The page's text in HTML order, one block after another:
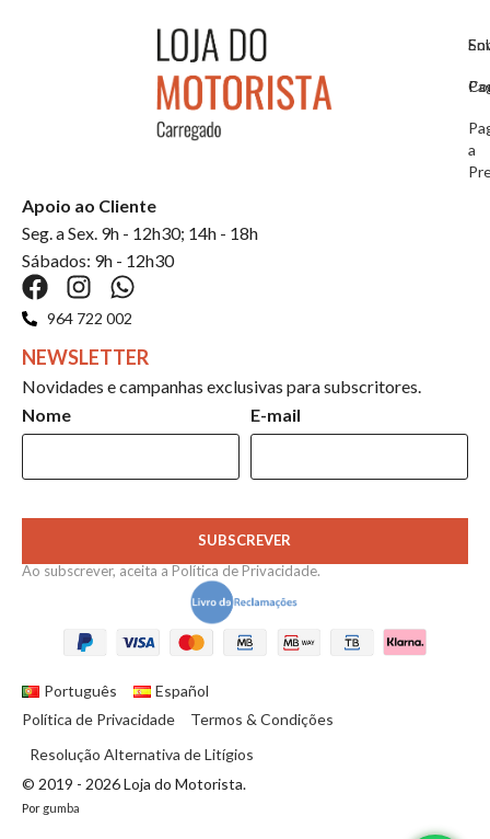
a
Apoio ao Cliente
Seg. a Sex. 9h - 12h30; 14h - 18h
Sábados: 9h - 12h30
964 722 002
NEWSLETTER
Novidades e campanhas exclusivas para subscritores.
Nome
E-mail
SUBSCREVER
Ao subscrever, aceita a Política de Privacidade.
© 2019 - 2026 Loja do Motorista.
Por gumba
Português
Español
Política de Privacidade
Termos & Condições
Resolução Alternativa de Litígios